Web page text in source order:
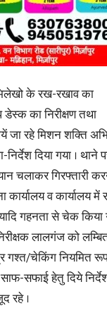
Hindi
News
के रख-रखाव का
का निरीक्षण तथा
जा रहे मिशन शक्ति
दिया गया । थाने
चलाकर गिरफ्तारी
कार्यालय व कार्यालय में
गहनता से चेक किया
लालगंज को
गश्त/चेकिंग नियमित
सफाई हेतु दिये
रहे ।